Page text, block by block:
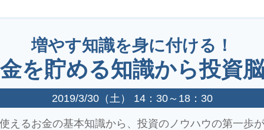
増やす知識を身に付ける！
を貯める知識から投資
2019/3/30（土） 14：30～18：30
えるお金の基本知識から、 投資のノウハウの第一歩